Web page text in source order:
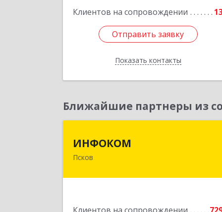
Клиентов на сопровождении
Отправить заявку
Показать контакты
Отправить заявку
Назад
Ближайшие партнеры из
ИНФОКОМ
Псков